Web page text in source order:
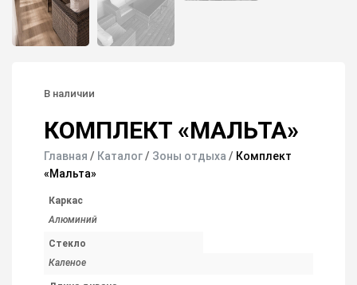
В наличии
КОМПЛЕКТ «МАЛЬТА»
Главная / Каталог/ Зоны отдыха / Комплект
«Мальта»
Каркас
Алюминий
Стекло
Каленое